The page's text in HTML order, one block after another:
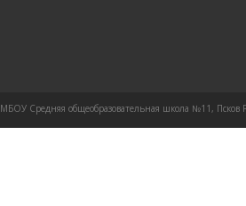
МБОУ Средняя общеобразовательная школа №11, Псков